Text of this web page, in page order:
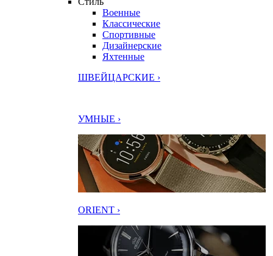
Военные
Классические
Спортивные
Дизайнерские
Яхтенные
ШВЕЙЦАРСКИЕ ›
УМНЫЕ ›
ORIENT ›